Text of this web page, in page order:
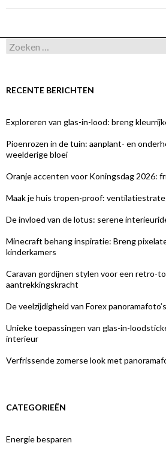
Zoeken
naar:
RECENTE BERICHTEN
Exploreren van glas-in-lood: breng
Pioenrozen in de tuin: aanplant- en
weelderige bloei
Oranje accenten voor Koningsdag 2026:
Maak je huis tropen-proof:
De invloed van de lotus: serene
Minecraft behang inspiratie: Breng
kinderkamers
Caravan gordijnen stylen voor een retro-
aantrekkingskracht
De veelzijdigheid van Forex
Unieke toepassingen van glas-in-
interieur
Verfrissende zomerse look met
CATEGORIEËN
Energie besparen